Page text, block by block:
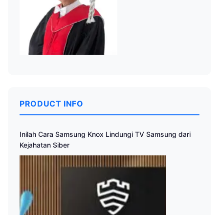
PRODUCT INFO
Inilah Cara Samsung Knox Lindungi TV Samsung dari
Kejahatan Siber